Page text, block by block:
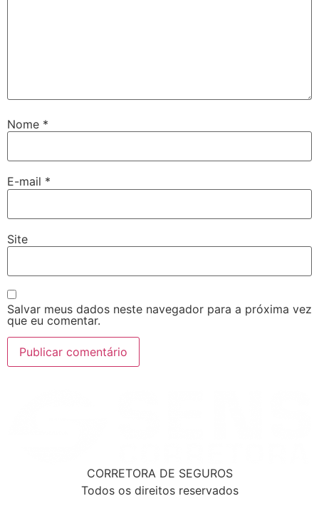
Nome *
E-mail *
Site
Salvar meus dados neste navegador para a próxima vez
que eu comentar.
CORRETORA DE SEGUROS
Todos os direitos reservados